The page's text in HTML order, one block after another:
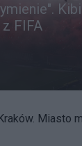
FIFA
Miasto